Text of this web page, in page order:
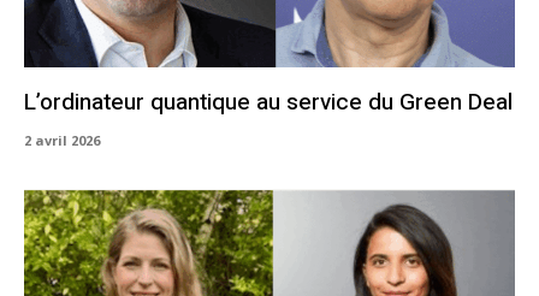
L’ordinateur quantique au service du Green Deal
2 avril 2026